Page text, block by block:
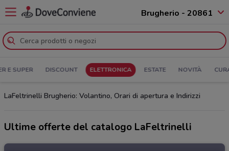
Brugherio - 20861
E SUPER DISCOUNT ELETTRONICA ESTATE NOVITÀ
LaFeltrinelli Brugherio: Volantino, Orari di apertura e Indirizzi
Ultime offerte del catalogo LaFeltrinelli